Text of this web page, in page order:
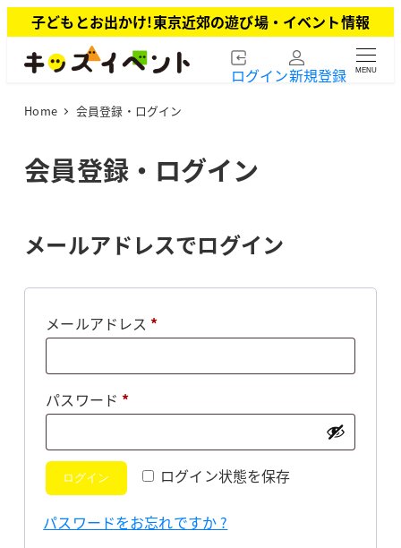
イ
子どもとお出かけ!東京近郊の遊び場・イベント情報
ログイン新規登録 MENU
Home 会員登録・ログイン
会員登録・ログイン
メールアドレスでログイン
メールアドレス *必
パスワード *必
ログイン状態を保存
ログイン
パスワードをお忘れですか ?